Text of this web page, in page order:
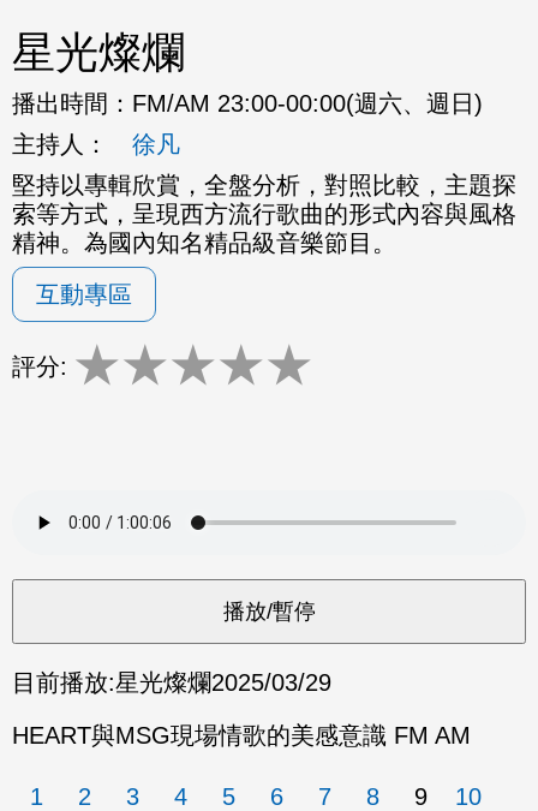
星光燦爛
播出時間： FM/AM 23:00-00:00(週六、週日)
主持人：
徐凡
堅持以專輯欣賞，全盤分析，對照比較，主題探
索等方式，呈現西方流行歌曲的形式內容與風格
精神。為國內知名精品級音樂節目。
互動專區
評分: ★★★★★
目前播放:星光燦爛2025/03/29
HEART與MSG現場情歌的美感意識 FM AM
1 2 3 4 5 6 7 8 9
10